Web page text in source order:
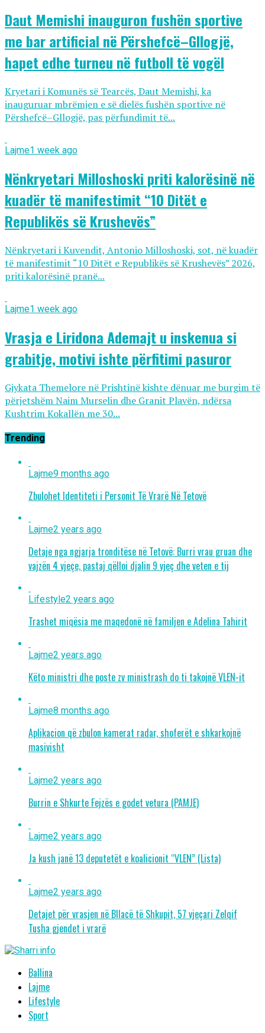
Daut Memishi inauguron fushën sportive
me bar artificial në Përshefcë–Gllogjë,
hapet edhe turneu në futboll të vogël
Kryetari i Komunës së Tearcës, Daut Memishi, ka
inauguruar mbrëmjen e së dielës fushën sportive në
Përshefcë–Gllogjë, pas përfundimit të...
Lajme1 week ago
Nënkryetari Milloshoski priti kalorësinë në
kuadër të manifestimit “10 Ditët e
Republikës së Krushevës”
Nënkryetari i Kuvendit, Antonio Milloshoski, sot, në kuadër
të manifestimit “10 Ditët e Republikës së Krushevës” 2026,
priti kalorësinë pranë...
Lajme1 week ago
Vrasja e Liridona Ademajt u inskenua si
grabitje, motivi ishte përfitimi pasuror
Gjykata Themelore në Prishtinë kishte dënuar me burgim të
përjetshëm Naim Murselin dhe Granit Plavën, ndërsa
Kushtrim Kokallën me 30...
Trending
Lajme9 months ago
Zbulohet Identiteti i Personit Të Vrarë Në Tetovë
Lajme2 years ago
Detaje nga ngjarja tronditëse në Tetovë: Burri vrau gruan dhe
vajzën 4 vjeçe, pastaj qëlloi djalin 9 vjeç dhe veten e tij
Lifestyle2 years ago
Trashet miqësia me maqedonë në familjen e Adelina Tahirit
Lajme2 years ago
Këto ministri dhe poste zv ministrash do ti takojnë VLEN-it
Lajme8 months ago
Aplikacion që zbulon kamerat radar, shoferët e shkarkojnë
masivisht
Lajme2 years ago
Burrin e Shkurte Fejzës e godet vetura (PAMJE)
Lajme2 years ago
Ja kush janë 13 deputetët e koalicionit “VLEN” (Lista)
Lajme2 years ago
Detajet për vrasjen në Bllacë të Shkupit, 57 vjeçari Zelqif
Tusha gjendet i vrarë
Ballina
Lajme
Lifestyle
Sport